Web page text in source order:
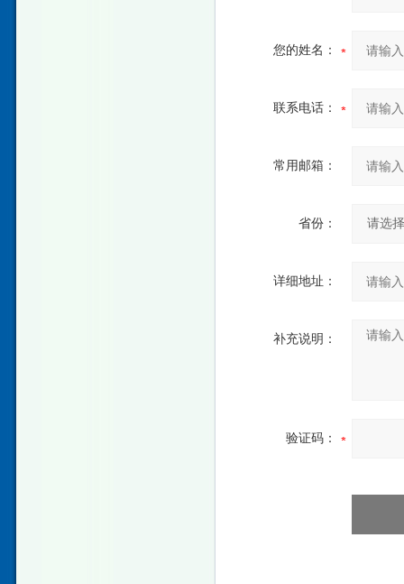
您的姓名：
联系电话：
常用邮箱：
省份：
详细地址：
补充说明：
验证码：